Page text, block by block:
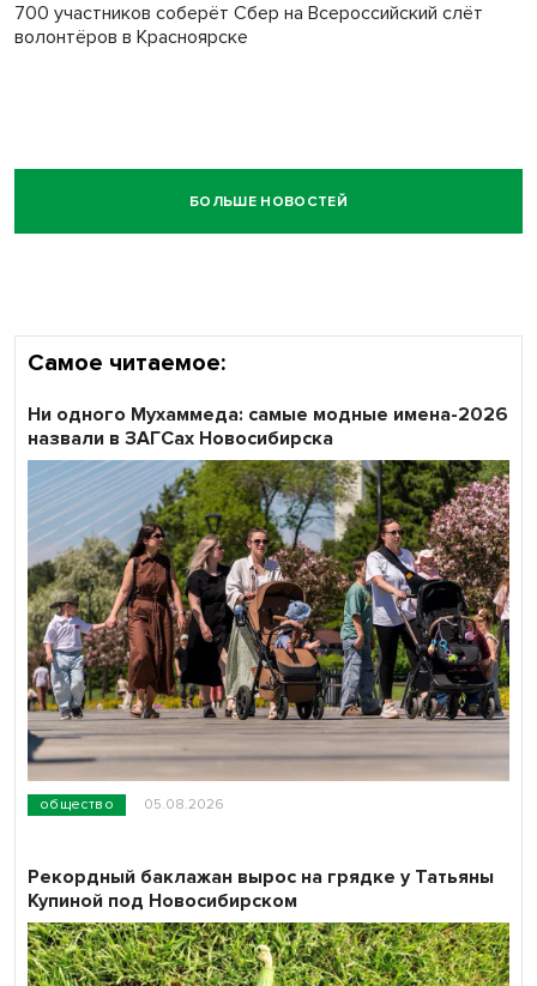
700 участников соберёт Сбер на Всероссийский слёт
волонтёров в Красноярске
БОЛЬШЕ НОВОСТЕЙ
Самое читаемое:
общество 05.08.2026
Ни одного Мухаммеда: самые модные имена-2026
назвали в ЗАГСах Новосибирска
Рекордный баклажан вырос на грядке у Татьяны
Купиной под Новосибирском